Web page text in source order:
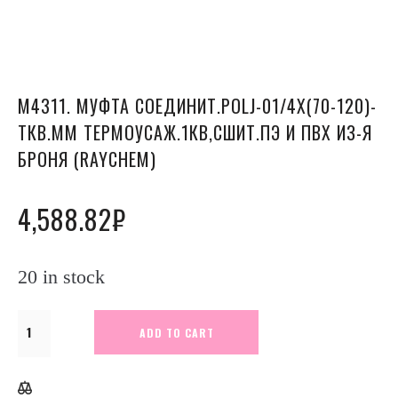
М4311. МУФТА СОЕДИНИТ.POLJ-01/4X(70-120)-
ТКВ.ММ ТЕРМОУСАЖ.1КВ,СШИТ.ПЭ И ПВХ ИЗ-Я
БРОНЯ (RAYCHEM)
4,588.82₽
20 in stock
М4311.
соединит.POLJ-
ADD TO CART